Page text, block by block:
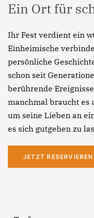
Ein Ort für
Ihr Fest verdient ein
Einheimische
persönliche
schon seit
berührende
manchmal braucht es
um seine Lieben an
es sich gutgehen zu
JETZT RESERVIEREN